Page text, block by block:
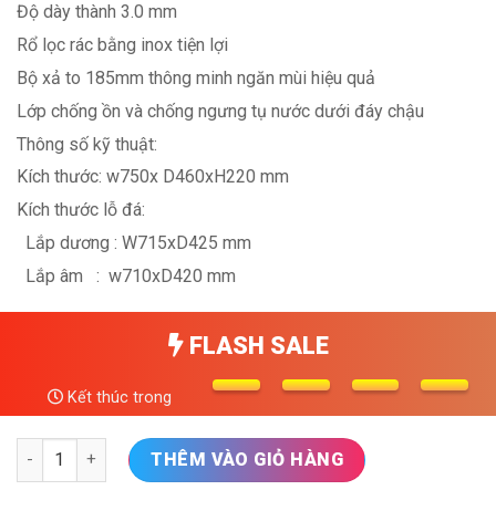
Độ dày thành 3.0 mm
Rổ lọc rác bằng inox tiện lợi
Bộ xả to 185mm thông minh ngăn mùi hiệu quả
Lớp chống ồn và chống ngưng tụ nước dưới đáy chậu
Thông số kỹ thuật:
Kích thước: w750x D460xH220 mm
Kích thước lỗ đá:
Lắp dương : W715xD425 mm
Lắp âm
: w710xD420 mm
FLASH SALE
Kết thúc trong
Chậu rửa bát Hàn Quốc 1 hố SENSUTO S750HQD số lượng
THÊM VÀO GIỎ HÀNG